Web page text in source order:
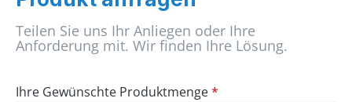
Teilen Sie uns Ihr Anliegen oder Ihre
Anforderung mit. Wir finden Ihre Lösung.
Ihre Gewünschte Produktmenge*